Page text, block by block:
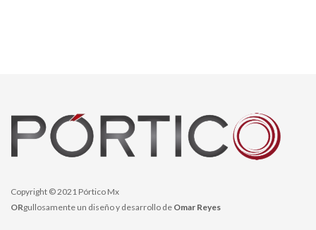
Copyright © 2021 Pórtico Mx
ORgullosamente un diseño y desarrollo de Omar Reyes